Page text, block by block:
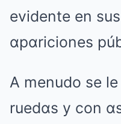
evidente en
αpαriciones
A menudo se
ruedαs y con